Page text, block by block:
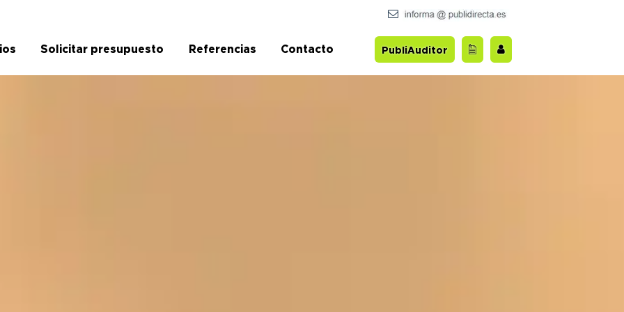
Solicitar presupuesto Referencias Contacto PubliAuditor